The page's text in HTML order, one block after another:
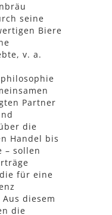
seine
Biere
v. a.
Partner
die
Handel bis
– sollen
für eine
diesem
die